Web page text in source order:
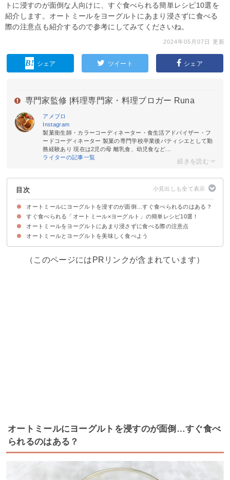
トに浸すのが面倒な人向けに、すぐ食べられる簡単レシピ10選を
紹介します。オートミールをヨーグルトにあまり浸さずに食べる
際の注意点も紹介するので参考にしてみてくださいね。
2024年05月07日 更新
シェア ツイート シェア
専門家監修 | 料理専門家・料理ブロガー Runa
アメブロ
Instagram
製菓衛生師・カラーコーディネーター・食生活アドバイザー・フ
ードコーディネーター 製菓の専門学校卒業後パティシエとして勤
務経験あり 現在は2児の母 離乳食、幼児食など...
ライターの記事一覧
目次
オートミールにヨーグルトを浸すのが面倒…すぐ食べられるのはある？
すぐ食べられる「オートミール×ヨーグルト」の簡単レシピ10選！
①はちみつをかけたオートミール入りバナナヨーグルト
②オートミールの豆乳ヨーグルト
③手早く作れるオートミールヨーグルト
④オートミールのホットヨーグルト
⑤電子レンジで作るオートミールのきな粉ヨーグルト
⑥オートミールのフルーツヨーグルト
⑦電子レンジで簡単オートミールの黒糖ヨーグルト
⑧オートミール粥のフルーツヨーグルトかけ
⑨混ぜるだけで簡単すりごまヨーグルト
⑩オートミールの青汁ヨーグルト
オートミールをヨーグルトにあまり浸さずに食べる際の注意点
①食べ過ぎると消化に悪い
②胃腸の調子が良くない時は避ける
オートミールとヨーグルトを美味しく食べよう
（このページにはPRリンクが含まれています）
オートミールにヨーグルトを浸すのが面倒…すぐ食べ
られるのはある？